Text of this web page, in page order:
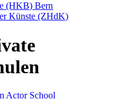
(HKB) Bern
Künste (ZHdK)
Actor School